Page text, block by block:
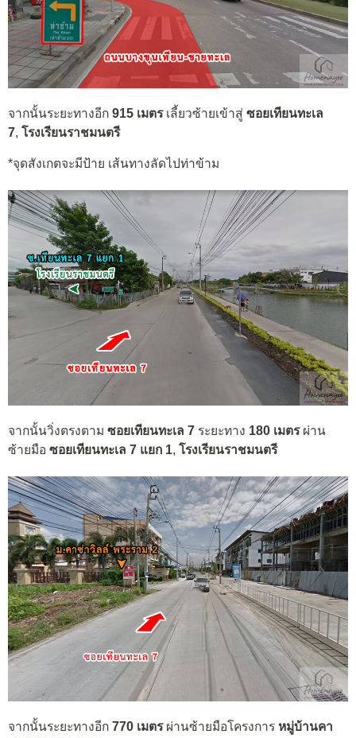
จากนั้นระยะทางอีก 915 เมตรเลี้ยวซ้ายเข้าสู่ ซอยเทียนทะเล
7, โรงเรียนราชมนตรี
*จุดสังเกตจะมีป้าย เส้นทางลัดไปท่าข้าม
จากนั้นวิ่งตรงตาม ซอยเทียนทะเล 7 ระยะทาง 180 เมตรผ่าน
ซ้ายมือ ซอยเทียนทะเล 7 แยก 1, โรงเรียนราชมนตรี
จากนั้นระยะทางอีก 770 เมตรผ่านซ้ายมือโครงการ หมู่บ้านคา